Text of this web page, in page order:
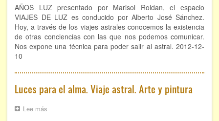
TERAPIAS
Aura y energías. Limpieza
luz
-
viajes
de
luz:
Existencia
AÑOS LUZ presentado por Marisol Roldan, el espacio
VIAJES DE LUZ es conducido por Alberto José Sánchez.
Hoy, a través de los viajes astrales conocemos la existencia
de otras conciencias con las que nos podemos comunicar.
Nos expone una técnica para poder salir al astral. 2012-12-
10
Luces para el alma. Viaje astral. Arte y pintura
Lee más